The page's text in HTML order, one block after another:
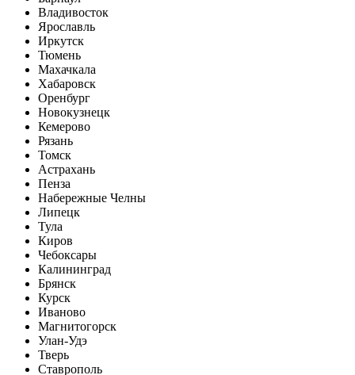
Владивосток
Ярославль
Иркутск
Тюмень
Махачкала
Хабаровск
Оренбург
Новокузнецк
Кемерово
Рязань
Томск
Астрахань
Пенза
Набережные Челны
Липецк
Тула
Киров
Чебоксары
Калининград
Брянск
Курск
Иваново
Магнитогорск
Улан-Удэ
Тверь
Ставрополь